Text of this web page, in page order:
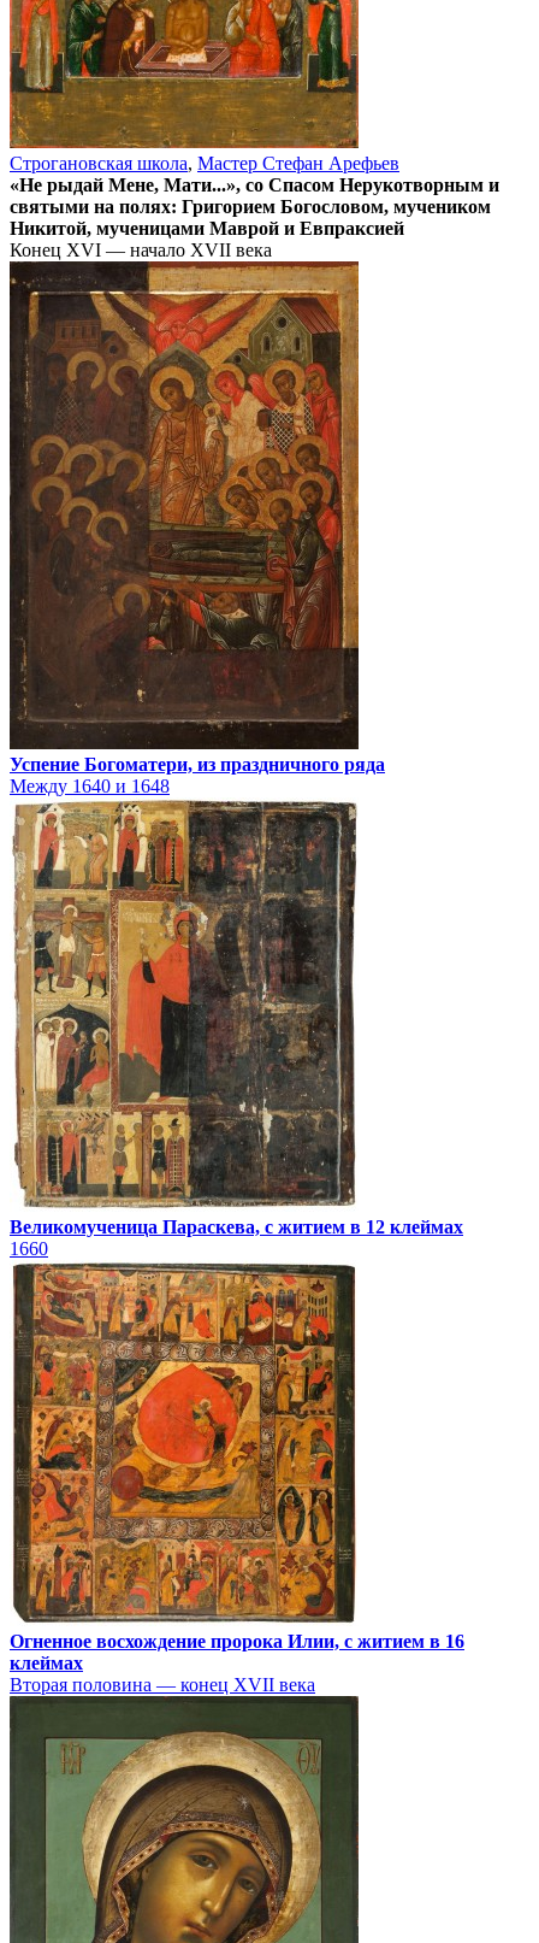
Строгановская школа, Мастер Стефан Арефьев
«Не рыдай Мене, Мати...», со Спасом Нерукотворным и
святыми на полях: Григорием Богословом, мучеником
Никитой, мученицами Маврой и Евпраксией
Конец XVI — начало XVII века
Успение Богоматери, из праздничного ряда
Между 1640 и 1648
Великомученица Параскева, с житием в 12 клеймах
1660
Огненное восхождение пророка Илии, с житием в 16
клеймах
Вторая половина — конец XVII века